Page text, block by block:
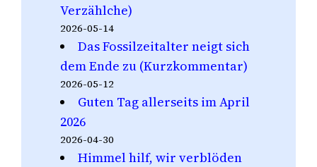
Verzählche)
2026-05-14
Das Fossilzeitalter neigt sich
dem Ende zu (Kurzkommentar)
2026-05-12
Guten Tag allerseits im April
2026
2026-04-30
Himmel hilf, wir verblöden